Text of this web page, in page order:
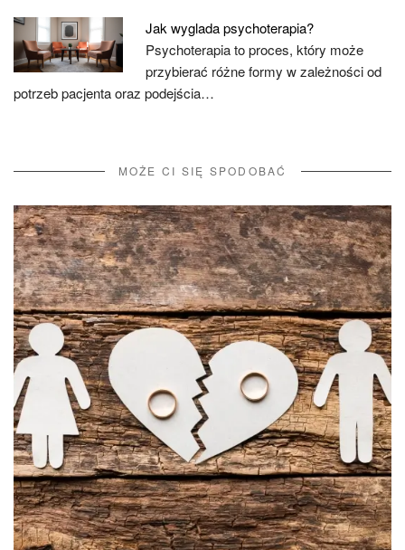
Jak wyglada psychoterapia?
Psychoterapia to proces, który może
przybierać różne formy w zależności od
potrzeb pacjenta oraz podejścia…
MOŻE CI SIĘ SPODOBAĆ